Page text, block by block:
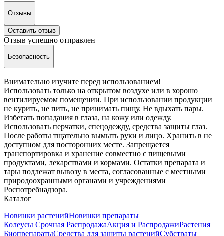
Отзывы
Оставить отзыв
Отзыв успешно отправлен
Безопасность
Внимательно изучите перед использованием!
Использовать только на открытом воздухе или в хорошо
вентилируемом помещении. При использовании продукции
не курить, не пить, не принимать пищу. Не вдыхать пары.
Избегать попадания в глаза, на кожу или одежду.
Использовать перчатки, спецодежду, средства защиты глаз.
После работы тщательно вымыть руки и лицо. Хранить в не
доступном для посторонних месте. Запрещается
транспортировка и хранение совместно с пищевыми
продуктами, лекарствами и кормами. Остатки препарата и
тары подлежат вывозу в места, согласованные с местными
природоохранными органами и учреждениями
Роспотребнадзора.
Каталог
Новинки растенийНовинки препараты
Колеусы Срочная РаспродажаАкция и РаспродажиРастения
БиопрепаратыСредства для защиты растенийСубстраты